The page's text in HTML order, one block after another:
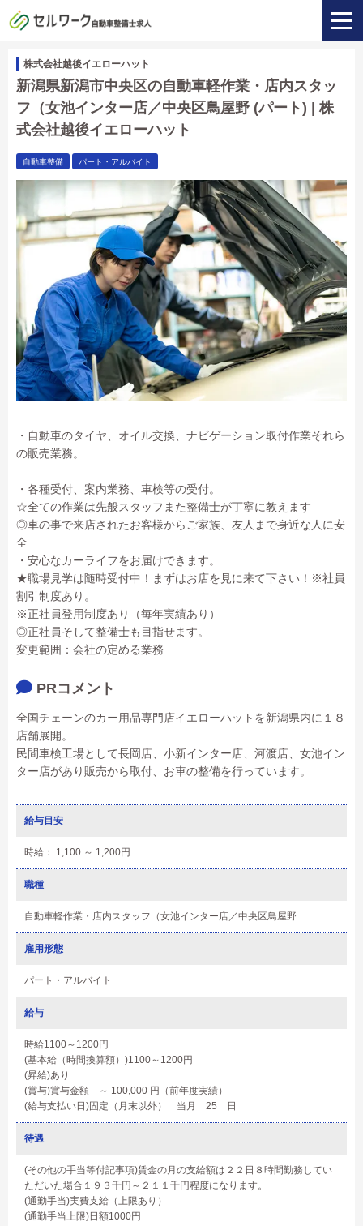
株式会社越後イエローハット
新潟県新潟市中央区の自動車軽作業・店内スタッ
フ（女池インター店／中央区鳥屋野 (パート) | 株
式会社越後イエローハット
自動車整備 パート・アルバイト
・自動車のタイヤ、オイル交換、ナビゲーション取付作業それら
の販売業務。
・各種受付、案内業務、車検等の受付。
☆全ての作業は先般スタッフまた整備士が丁寧に教えます
◎車の事で来店されたお客様からご家族、友人まで身近な人に安
全
・安心なカーライフをお届けできます。
★職場見学は随時受付中！まずはお店を見に来て下さい！※社員
割引制度あり。
※正社員登用制度あり（毎年実績あり）
◎正社員そして整備士も目指せます。
変更範囲：会社の定める業務
PRコメント
全国チェーンのカー用品専門店イエローハットを新潟県内に１８
店舗展開。
民間車検工場として長岡店、小新インター店、河渡店、女池イン
ター店があり販売から取付、お車の整備を行っています。
給与目安
時給： 1,100 ～ 1,200円
職種
自動車軽作業・店内スタッフ（女池インター店／中央区鳥屋野
雇用形態
パート・アルバイト
給与
時給1100～1200円
(基本給（時間換算額）)1100～1200円
(昇給)あり
(賞与)賞与金額 ～ 100,000 円（前年度実績）
(給与支払い日)固定（月末以外） 当月 25 日
待遇
(その他の手当等付記事項)賃金の月の支給額は２２日８時間勤務してい
ただいた場合１９３千円～２１１千円程度になります。
(通勤手当)実費支給（上限あり）
(通勤手当上限)日額1000円